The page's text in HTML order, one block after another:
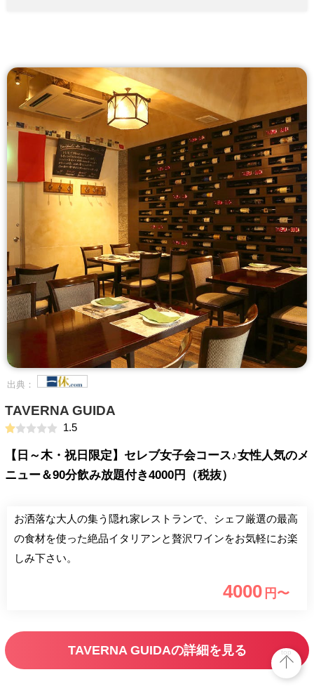
出典：
TAVERNA GUIDA
1.5
【日～木・祝日限定】セレブ女子会コース♪女性人気のメ
ニュー＆90分飲み放題付き4000円（税抜）
お洒落な大人の集う隠れ家レストランで、シェフ厳選の最高
の食材を使った絶品イタリアンと贅沢ワインをお気軽にお楽
しみ下さい。
4000 円〜
TAVERNA GUIDAの詳細を見る top